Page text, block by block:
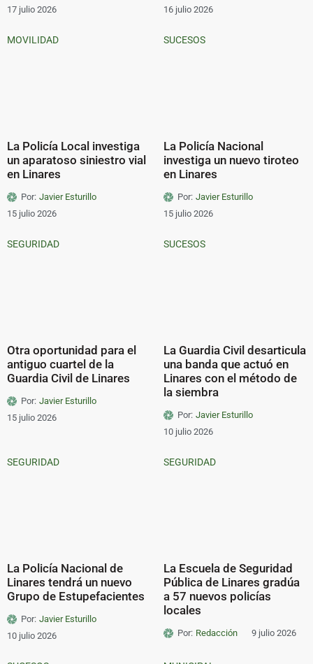
17 julio 2026
16 julio 2026
MOVILIDAD
La Policía Local investiga
un aparatoso siniestro vial
en Linares
Por: Javier Esturillo
15 julio 2026
SUCESOS
La Policía Nacional
investiga un nuevo tiroteo
en Linares
Por: Javier Esturillo
15 julio 2026
SEGURIDAD
Otra oportunidad para el
antiguo cuartel de la
Guardia Civil de Linares
Por: Javier Esturillo
15 julio 2026
SUCESOS
La Guardia Civil desarticula
una banda que actuó en
Linares con el método de
la siembra
Por: Javier Esturillo
10 julio 2026
SEGURIDAD
La Policía Nacional de
Linares tendrá un nuevo
Grupo de Estupefacientes
Por: Javier Esturillo
10 julio 2026
SEGURIDAD
La Escuela de Seguridad
Pública de Linares gradúa
a 57 nuevos policías
locales
Por: Redacción 9 julio 2026